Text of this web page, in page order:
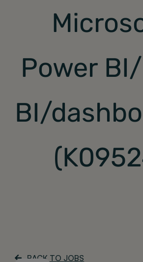
Power
BI/
BACK TO JOBS